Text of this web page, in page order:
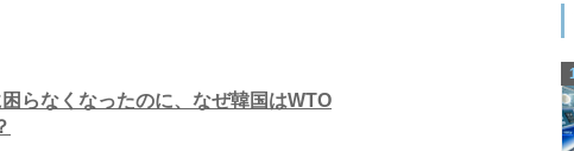
らなくなったのに、なぜ韓国はWTO